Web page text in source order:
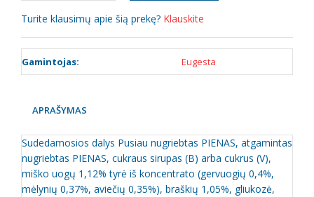
Turite klausimų apie šią prekę? Klauskite
Gamintojas: Eugesta
APRAŠYMAS
Sudedamosios dalys Pusiau nugriebtas PIENAS, atgamintas
nugriebtas PIENAS, cukraus sirupas (B) arba cukrus (V),
miško uogų 1,12% tyrė iš koncentrato (gervuogių 0,4%,
mėlynių 0,37%, aviečių 0,35%), braškių 1,05%, gliukozė,